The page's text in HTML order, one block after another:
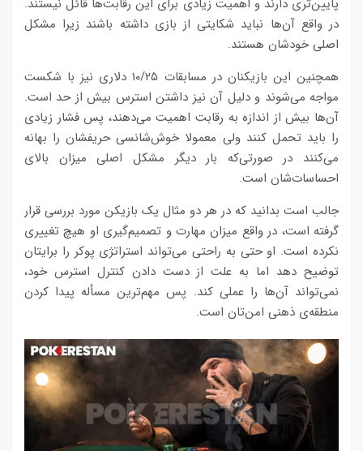
پایین‌تری دارند و اهمیت زیادی برای این رقابت‌ها قائل نیستند.
در واقع آن‌ها نباید شکایتی از بازی داشته باشند زیرا مشکل
اصلی خودشان هستند.
همچنین این بازیکنان در مسابقات ۱۰/۲۵ دلاری نیز با شکست
مواجه می‌شوند و دلیل آن نیز داشتن استرس بیش از حد است.
آن‌ها بیش از اندازه به رقابت‌ اهمیت می‌دهند، پس فشار زیادی
را باید تحمل کنند ولی معمولا خوش‌شانسی حریفشان را بهانه
می‌کنند در صورتی‌که بار دیگر مشکل اصلی میزان بالای
احساسات‌شان است.
جالب است بدانید که در هر دو مثال یک بازیکن مورد بررسی قرار
گرفته است، در واقع میزان مهارت و تصمیم‌گیری او هیچ تغییری
نکرده است. او حتی به راحتی می‌تواند استراتژی پوکر را برایتان
توضیح دهد اما به علت از دست دادن کنترل استرس خود،
نمی‌تواند آن‌ها را عملی کند. پس مهم‌ترین مسأله پیدا کردن
منطقه‌ی ذهنی امن‌تان است.